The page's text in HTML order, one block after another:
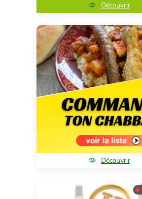
Découvrir
Découvrir